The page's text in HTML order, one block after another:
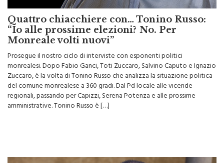
Quattro chiacchiere con… Tonino Russo:
“Io alle prossime elezioni? No. Per
Monreale volti nuovi”
Prosegue il nostro ciclo di interviste con esponenti politici
monrealesi. Dopo Fabio Ganci, Toti Zuccaro, Salvino Caputo e Ignazio
Zuccaro, è la volta di Tonino Russo che analizza la situazione politica
del comune monrealese a 360 gradi. Dal Pd locale alle vicende
regionali, passando per Capizzi, Serena Potenza e alle prossime
amministrative. Tonino Russo è […]